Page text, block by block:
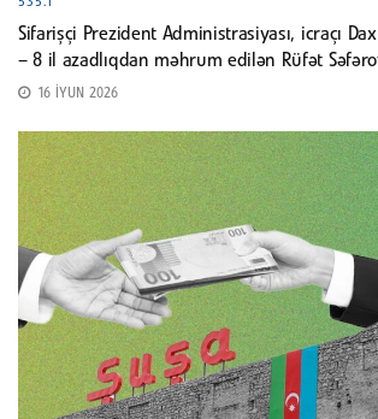
Sifarişçi Prezident Administrasiyası, icraçı
– 8 il azadlıqdan məhrum edilən Rüfət
16 İYUN 2026